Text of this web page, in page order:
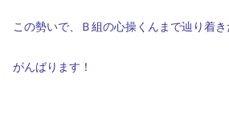
この勢いで、Ｂ組の心操くんまで辿り着き
がんばります！